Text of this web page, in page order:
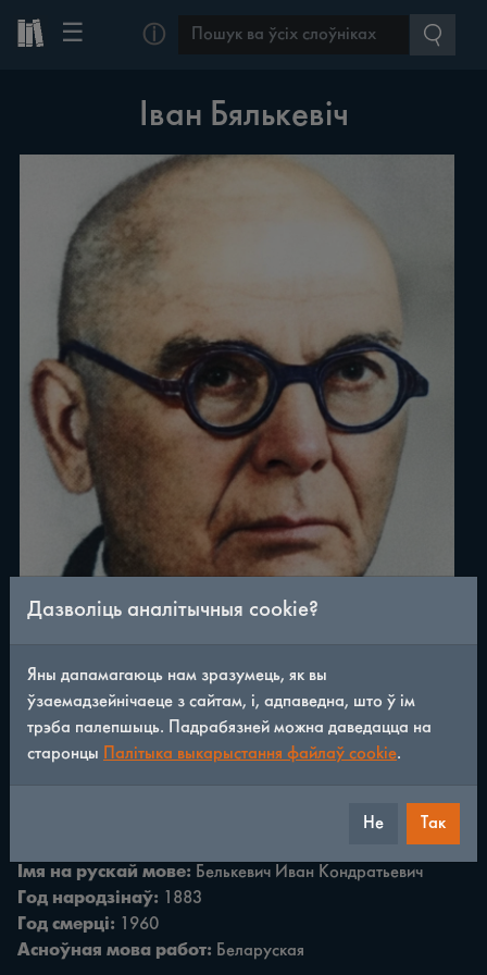
☰ ⓘ
Іван Бялькевіч
Імя на рускай мове: Белькевич Иван Кондратьевич
Год народзінаў: 1883
Год смерці: 1960
Асноўная мова работ: Беларуская
Дазволіць аналітычныя cookie?
Яны дапамагаюць нам зразумець, як вы
ўзаемадзейнічаеце з сайтам, і, адпаведна, што ў ім
трэба палепшыць. Падрабязней можна даведацца на
старонцы Палітыка выкарыстання файлаў cookie.
Не Так